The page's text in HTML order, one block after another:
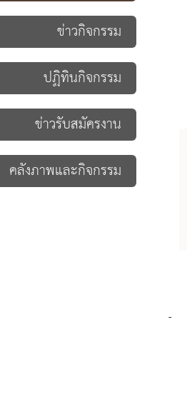
ข่าวกิจกรรม
ปฏิทินกิจกรรม
ข่าวรับสมัครงาน
คลังภาพและกิจกรรม
-